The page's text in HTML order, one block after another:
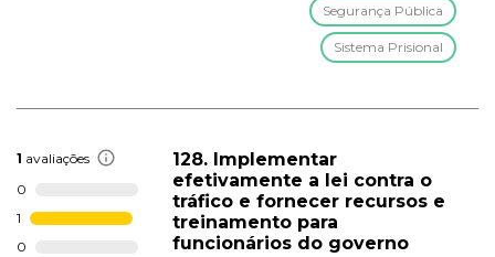
Segurança Pública
Sistema Prisional
1 avaliações
0
1
0
128. Implementar
efetivamente a lei contra o
tráfico e fornecer recursos e
treinamento para
funcionários do governo